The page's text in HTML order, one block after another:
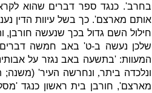
בחרב'. כנגד ספר דברים שהוא
אותם מארצם'. כך בשל עיוות הדין
חילול השם גדול בכך שנעשה חורבן,
שלכן נעשה ב-ט' באב חמשה
המעוות: 'בתשעה באב נגזר על
ונלכדה ביתר, ונחרשה העיר' (משנה;
מארצם', חורבן בית ראשון כנגד'